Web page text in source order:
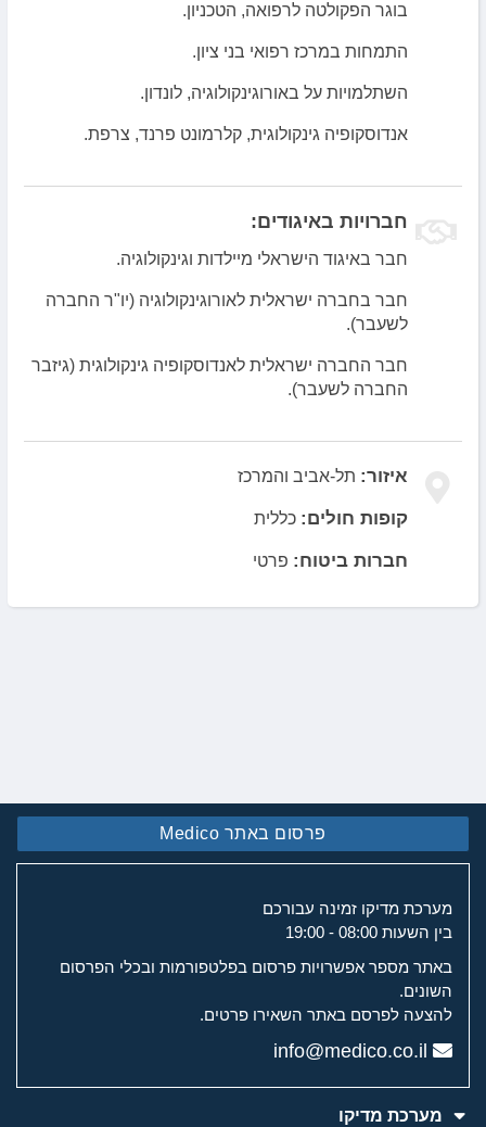
בוגר הפקולטה לרפואה, הטכניון.
התמחות במרכז רפואי בני ציון.
השתלמויות על באורוגינקולוגיה, לונדון.
אנדוסקופיה גינקולוגית, קלרמונט פרנד, צרפת.
חברויות באיגודים:
חבר באיגוד הישראלי מיילדות וגינקולוגיה.
חבר בחברה ישראלית לאורוגינקולוגיה (יו"ר החברה
לשעבר).
חבר החברה ישראלית לאנדוסקופיה גינקולוגית (גיזבר
החברה לשעבר).
איזור: תל-אביב והמרכז
קופות חולים: כללית
חברות ביטוח: פרטי
פרסום באתר Medico
מערכת מדיקו זמינה עבורכם
בין השעות 08:00 - 19:00
באתר מספר אפשרויות פרסום בפלטפורמות ובכלי הפרסום
השונים.
להצעה לפרסם באתר השאירו פרטים.
info@medico.co.il
מערכת מדיקו